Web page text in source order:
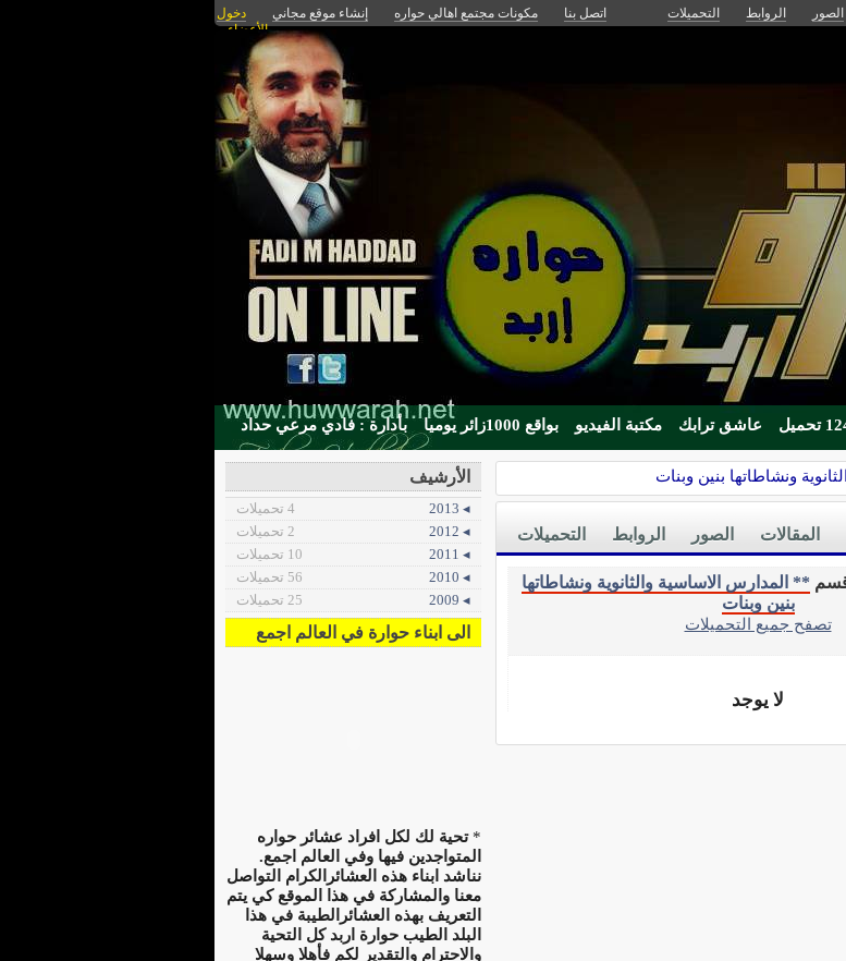
الصور الروابط التحميلات اتصل بنا مكونات مجتمع اهالي حواره إنشاء موقع مجاني
دخول
الأعضاء
تحميل عاشق ترابك مكتبة الفيديو بواقع 1000زائر يوميا بأدارة : فادي مرعي حداد
ونشاطاتها بنين وبنات
التحميلات الروابط الصور المقالات
** المدارس الاساسية والثانوية ونشاطاتها
بنين وبنات
تصفح جميع التحميلات
لا يوجد
الأرشيف
◂ 2013
4 تحميلات
◂ 2012
2 تحميلات
◂ 2011
10 تحميلات
◂ 2010
56 تحميلات
◂ 2009
25 تحميلات
الى ابناء حوارة في العالم اجمع
*تحية لك لكل افراد عشائر حواره
المتواجدين فيها وفي العالم اجمع.
نناشد ابناء هذه العشائرالكرام التواصل
معنا والمشاركة في هذا الموقع كي يتم
التعريف بهذه العشائرالطيبة في هذا
البلد الطيب حوارة اربد كل التحية
والاحترام والتقدير لكم فأهلا وسهلا